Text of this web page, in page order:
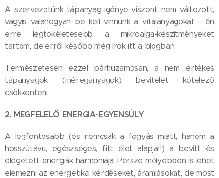
A szervezetünk tápanyag-igénye viszont nem változott,
vagyis valahogyan be kell vinnünk a vitálanyagokat - én
erre legtökéletesebb a mikroalga-készítményeket
tartom, de erről később még írok itt a blogban.
Természetesen ezzel párhuzamosan, a nem értékes
tápanyagok (méreganyagok) bevitelét kötelező
csökkenteni.
2. MEGFELELŐ ENERGIA-EGYENSÚLY
A legfontosabb (és nemcsak a fogyás miatt, hanem a
hosszútávú, egészséges, fitt élet alapja!!) a bevitt és
elégetett energiák harmóniája. Persze mélyebben is lehet
elemezni az energetikai kérdéseket, áramlásokat, de most